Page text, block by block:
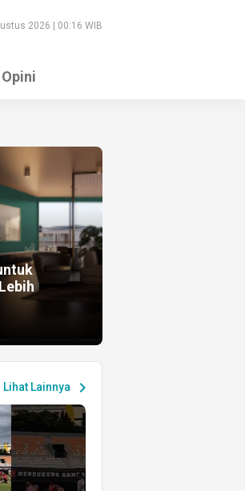
2026 | 00:16 WIB
Opini
Lihat Lainnya chevron_right